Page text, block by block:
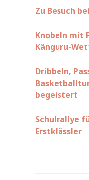
Zu Besuch
Knobeln mit
Känguru-
Dribbeln,
begeistert
Schulrallye
Erstklässler